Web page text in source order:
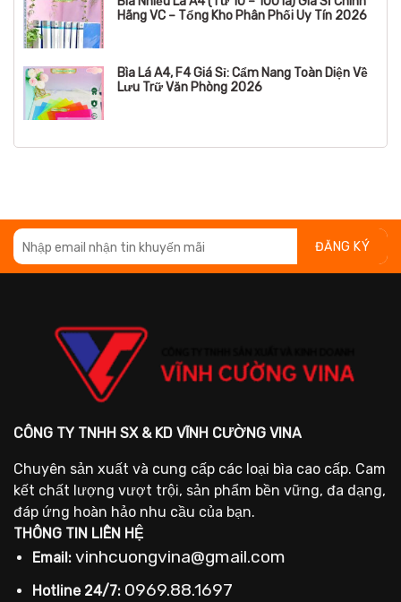
Hãng VC – Tổng Kho Phân Phối Uy Tín 2026
Bìa Lá A4, F4 Giá Sỉ: Cẩm Nang Toàn Diện Về
Lưu Trữ Văn Phòng 2026
CÔNG TY TNHH SX & KD VĨNH CƯỜNG VINA
Chuyên sản xuất và cung cấp các loại bìa cao cấp. Cam
kết chất lượng vượt trội, sản phẩm bền vững, đa dạng,
đáp ứng hoàn hảo nhu cầu của bạn.
THÔNG TIN LIÊN HỆ
Email: vinhcuongvina@gmail.com
Hotline 24/7: 0969.88.1697